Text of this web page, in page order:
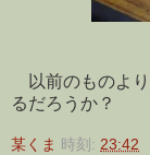
以前のものより
るだろうか？
某くま 時刻: 23:42